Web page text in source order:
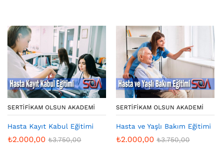
SERTIFIKAM OLSUN AKADEMI
Hasta Kayıt Kabul Eğitimi
₺2.000,00 ₺3.750,00
SERTIFIKAM OLSUN AKADEMI
Hasta ve Yaşlı Bakım Eğitimi
₺2.000,00 ₺3.750,00